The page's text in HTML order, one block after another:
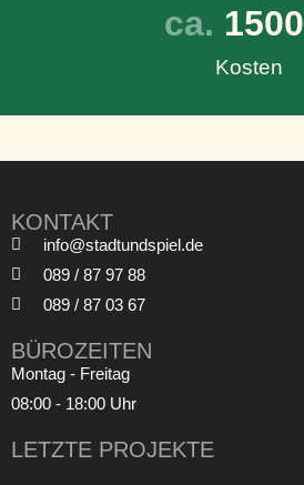
Kosten
ca. 1500
KONTAKT
info@stadtundspiel.de
089 / 87 97 88
089 / 87 03 67
BÜROZEITEN
Montag - Freitag
08:00 - 18:00 Uhr
LETZTE PROJEKTE